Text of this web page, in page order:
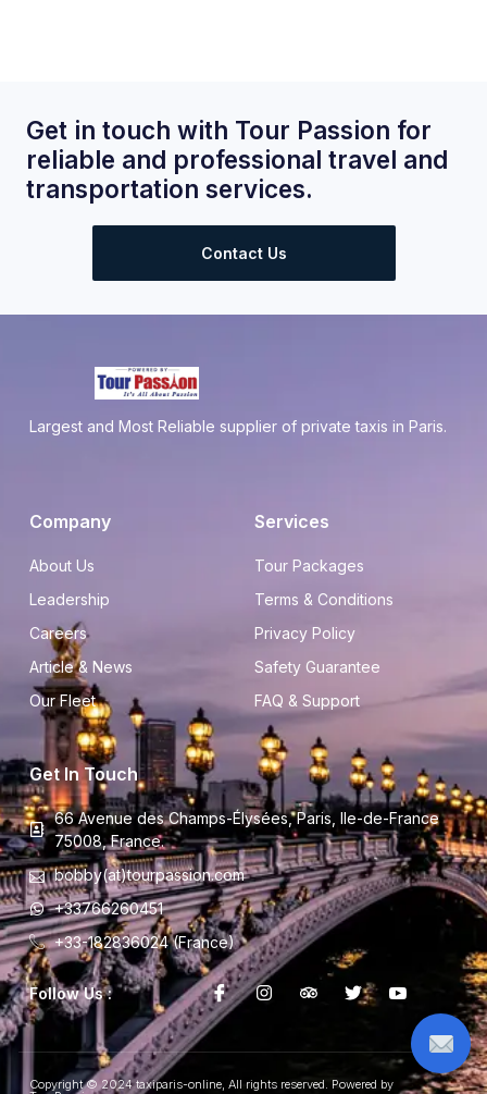
Get in touch with Tour Passion for
reliable and professional travel and
transportation services.
Contact Us
Largest and Most Reliable supplier of private taxis in Paris.
Company
About Us
Leadership
Careers
Article & News
Our Fleet
Services
Tour Packages
Terms & Conditions
Privacy Policy
Safety Guarantee
FAQ & Support
Get In Touch
66 Avenue des Champs-Élysées, Paris, Ile-de-France
75008, France.
bobby(at)tourpassion.com
+33766260451
+33-182836024 (France)
Follow Us :
Copyright © 2024 taxiparis-online, All rights reserved. Powered by